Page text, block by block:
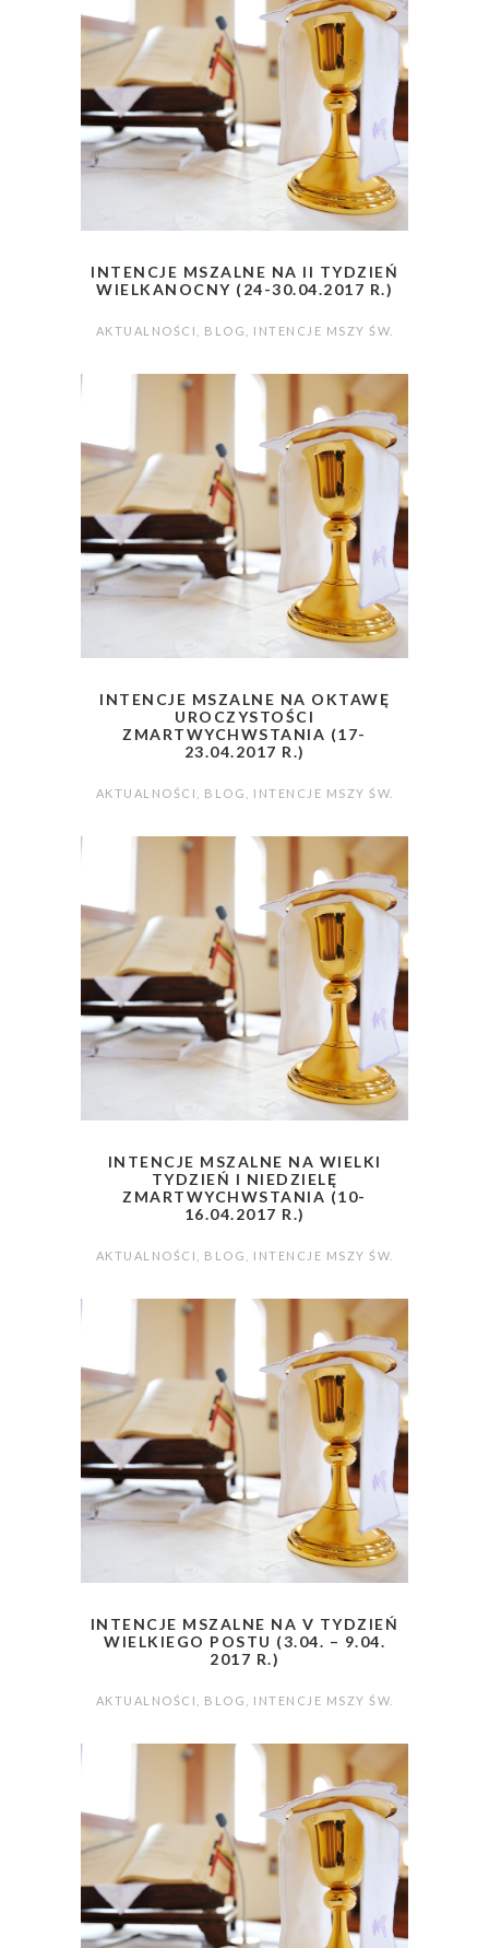
INTENCJE MSZALNE NA II TYDZIEŃ
WIELKANOCNY (24-30.04.2017 R.)
AKTUALNOŚCI BLOG INTENCJE MSZY ŚW.
INTENCJE MSZALNE NA OKTAWĘ
UROCZYSTOŚCI
ZMARTWYCHWSTANIA (17-
23.04.2017 R.)
AKTUALNOŚCI BLOG INTENCJE MSZY ŚW.
INTENCJE MSZALNE NA WIELKI
TYDZIEŃ I NIEDZIELĘ
ZMARTWYCHWSTANIA (10-
16.04.2017 R.)
AKTUALNOŚCI BLOG INTENCJE MSZY ŚW.
INTENCJE MSZALNE NA V TYDZIEŃ
WIELKIEGO POSTU (3.04. – 9.04.
2017 R.)
AKTUALNOŚCI BLOG INTENCJE MSZY ŚW.